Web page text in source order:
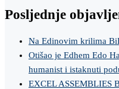
Posljednje
Na Edinovim krilima
Otišao je Edhem Edo
humanist i istaknuti
EXCEL ASSEMBLIES